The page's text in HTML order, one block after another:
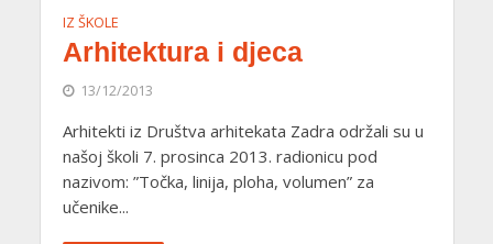
IZ ŠKOLE
Arhitektura i djeca
13/12/2013
Arhitekti iz Društva arhitekata Zadra održali su u
našoj školi 7. prosinca 2013. radionicu pod
nazivom: ”Točka, linija, ploha, volumen” za
učenike...